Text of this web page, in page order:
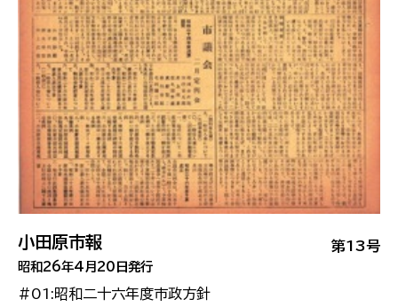
第13号
小田原市報
昭和26年4月20日発行
#01:昭和二十六年度市政方針